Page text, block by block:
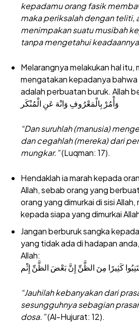
kepadamu orang fasik
maka periksalah dengan teliti,
menimpakan suatu musibah
tanpa mengetahui
Melarangnya melakukan hal itu,
mengatakan kepadanya
adalah perbuatan buruk. Allah
وَأْمُرْ بِالْمَعْرُوفِ وَانْهَ عَنِ الْمُنْكَر
“Dan suruhlah (manusia)
dan cegahlah (mereka) dari
mungkar.”(Luqman: 17).
Hendaklah ia marah kepada
Allah, sebab orang yang
orang yang dimurkai di sisi Allah,
kepada siapa yang dimurkai
Jangan berburuk sangka
yang tidak ada di hadapan
Allah:
كَثِيرًا مِنَ الظَّنِّ إِنَّ بَعْضَ الظَّنِّ إِثْم
“Jauhilah kebanyakan dari
sesungguhnya sebagian
dosa.”(Al-Hujurat: 12).